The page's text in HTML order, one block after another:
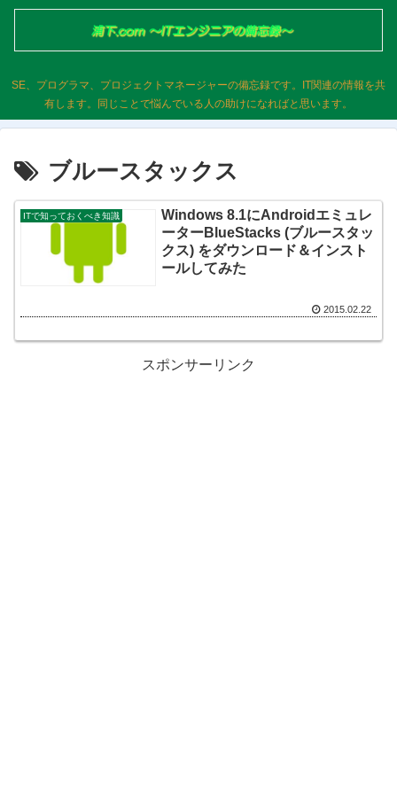
SE、プログラマ、プロジェクトマネージャーの備忘録です。IT関連の情報を共
有します。同じことで悩んでいる人の助けになればと思います。
ブルースタックス
ITで知っておくべき知識
Windows 8.1にAndroidエミュレ
ーターBlueStacks (ブルースタッ
クス) をダウンロード＆インスト
ールしてみた
2015.02.22
スポンサーリンク